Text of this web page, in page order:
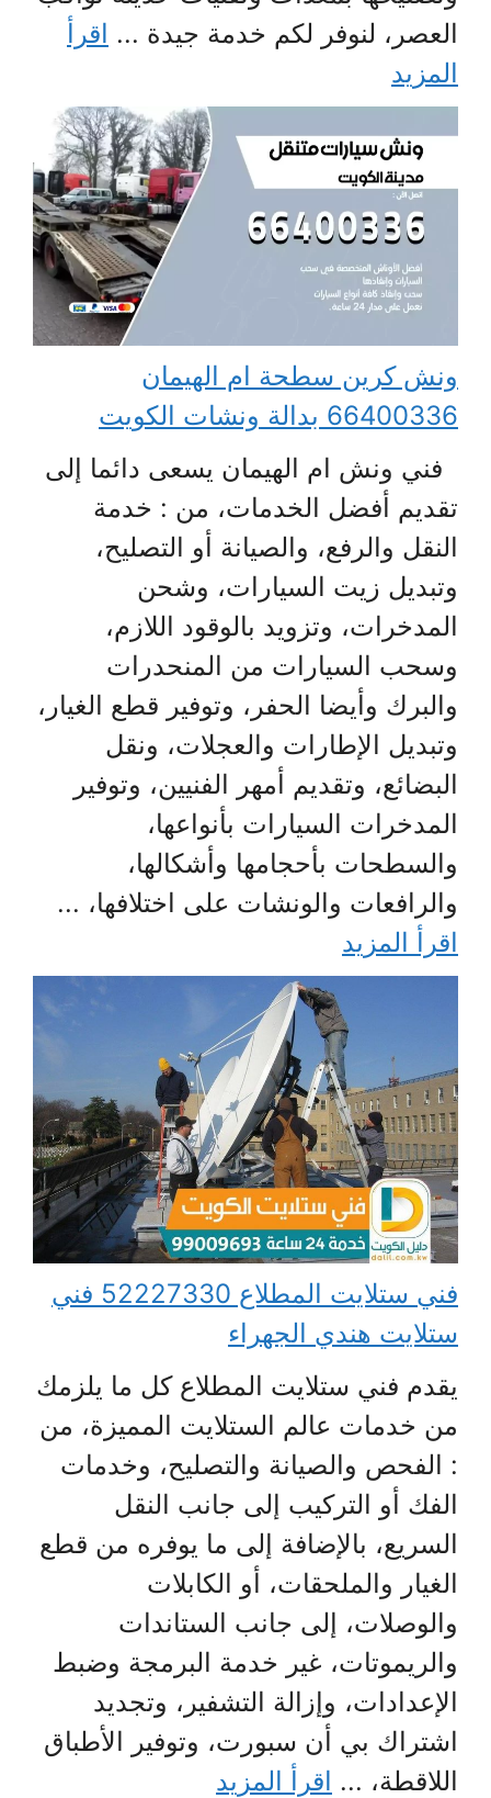
العصر، لنوفر لكم خدمة جيدة ... اقرأ
المزيد
ونش كرين سطحة ام الهيمان
66400336 بدالة ونشات الكويت
فني ونش ام الهيمان يسعى دائما إلى
تقديم أفضل الخدمات، من : خدمة
النقل والرفع، والصيانة أو التصليح،
وتبديل زيت السيارات، وشحن
المدخرات، وتزويد بالوقود اللازم،
وسحب السيارات من المنحدرات
والبرك وأيضا الحفر، وتوفير قطع الغيار،
وتبديل الإطارات والعجلات، ونقل
البضائع، وتقديم أمهر الفنيين، وتوفير
المدخرات السيارات بأنواعها،
والسطحات بأحجامها وأشكالها،
والرافعات والونشات على اختلافها، ...
اقرأ المزيد
فني ستلايت المطلاع 52227330 فني
ستلايت هندي الجهراء
يقدم فني ستلايت المطلاع كل ما يلزمك
من خدمات عالم الستلايت المميزة، من
: الفحص والصيانة والتصليح، وخدمات
الفك أو التركيب إلى جانب النقل
السريع، بالإضافة إلى ما يوفره من قطع
الغيار والملحقات، أو الكابلات
والوصلات، إلى جانب الستاندات
والريموتات، غير خدمة البرمجة وضبط
الإعدادات، وإزالة التشفير، وتجديد
اشتراك بي أن سبورت، وتوفير الأطباق
اللاقطة، ... اقرأ المزيد